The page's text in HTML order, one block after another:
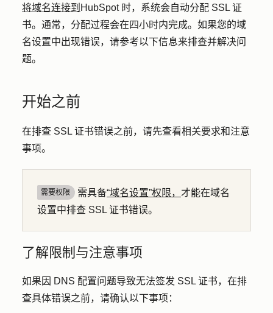
将域名连接到 HubSpot 时，系统会自动分配 SSL 证
书。通常，分配过程会在四小时内完成。如果您的域
名设置中出现错误，请参考以下信息来排查并解决问
题。
开始之前
在排查 SSL 证书错误之前，请先查看相关要求和注意
事项。
需要权限 需具备“域名设置”权限， 才能在域名
设置中排查 SSL 证书错误。
了解限制与注意事项
如果因 DNS 配置问题导致无法签发 SSL 证书，在排
查具体错误之前，请确认以下事项：